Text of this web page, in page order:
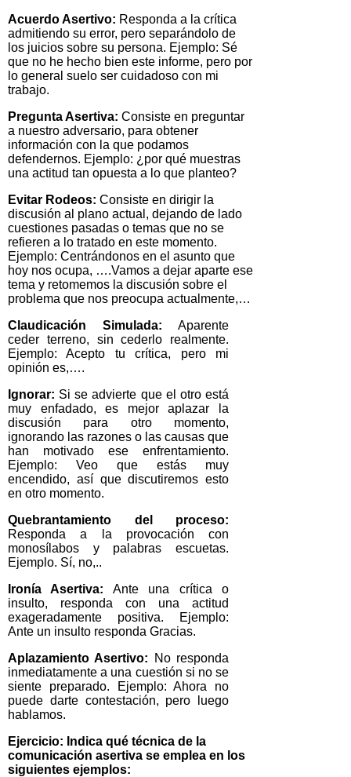
Acuerdo Asertivo: Responda a la crítica
admitiendo su error, pero separándolo de
los juicios sobre su persona. Ejemplo: Sé
que no he hecho bien este informe, pero por
lo general suelo ser cuidadoso con mi
trabajo.
Pregunta Asertiva: Consiste en preguntar
a nuestro adversario, para obtener
información con la que podamos
defendernos. Ejemplo: ¿por qué muestras
una actitud tan opuesta a lo que planteo?
Evitar Rodeos: Consiste en dirigir la
discusión al plano actual, dejando de lado
cuestiones pasadas o temas que no se
refieren a lo tratado en este momento.
Ejemplo: Centrándonos en el asunto que
hoy nos ocupa, ….Vamos a dejar aparte ese
tema y retomemos la discusión sobre el
problema que nos preocupa actualmente,…
Claudicación Simulada: Aparente
ceder terreno, sin cederlo realmente.
Ejemplo: Acepto tu crítica, pero mi
opinión es,….
Ignorar: Si se advierte que el otro está
muy enfadado, es mejor aplazar la
discusión para otro momento,
ignorando las razones o las causas que
han motivado ese enfrentamiento.
Ejemplo: Veo que estás muy
encendido, así que discutiremos esto
en otro momento.
Quebrantamiento del proceso:
Responda a la provocación con
monosílabos y palabras escuetas.
Ejemplo. Sí, no,..
Ironía Asertiva: Ante una crítica o
insulto, responda con una actitud
exageradamente positiva. Ejemplo:
Ante un insulto responda Gracias.
Aplazamiento Asertivo:
No responda
inmediatamente a una cuestión si no se
siente preparado. Ejemplo: Ahora no
puede darte contestación, pero luego
hablamos.
Ejercicio: Indica qué técnica de la
comunicación asertiva se emplea en los
siguientes ejemplos: